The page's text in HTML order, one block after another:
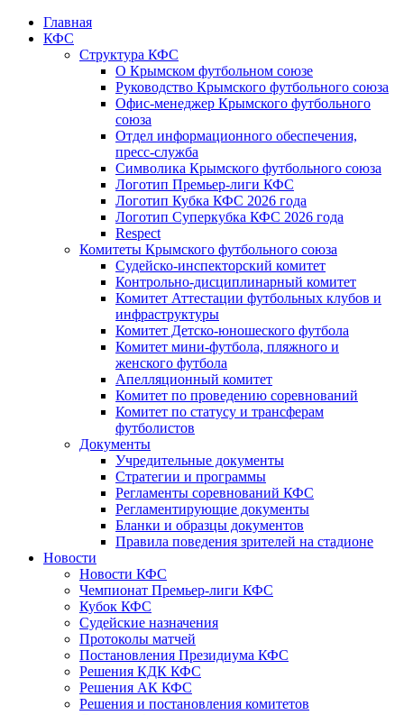
Главная
КФС
Структура КФС
О Крымском футбольном союзе
Руководство Крымского футбольного союза
Офис-менеджер Крымского футбольного
союза
Отдел информационного обеспечения,
пресс-служба
Символика Крымского футбольного союза
Логотип Премьер-лиги КФС
Логотип Кубка КФС 2026 года
Логотип Суперкубка КФС 2026 года
Respect
Комитеты Крымского футбольного союза
Судейско-инспекторский комитет
Контрольно-дисциплинарный комитет
Комитет Аттестации футбольных клубов и
инфраструктуры
Комитет Детско-юношеского футбола
Комитет мини-футбола, пляжного и
женского футбола
Апелляционный комитет
Комитет по проведению соревнований
Комитет по статусу и трансферам
футболистов
Документы
Учредительные документы
Стратегии и программы
Регламенты соревнований КФС
Регламентирующие документы
Бланки и образцы документов
Правила поведения зрителей на стадионе
Новости
Новости КФС
Чемпионат Премьер-лиги КФС
Кубок КФС
Судейские назначения
Протоколы матчей
Постановления Президиума КФС
Решения КДК КФС
Решения АК КФС
Решения и постановления комитетов